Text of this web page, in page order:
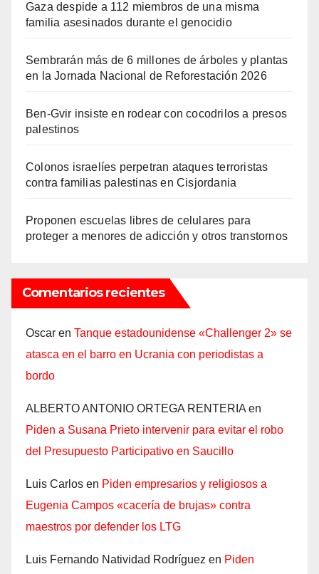
Gaza despide a 112 miembros de una misma
familia asesinados durante el genocidio
Sembrarán más de 6 millones de árboles y plantas
en la Jornada Nacional de Reforestación 2026
Ben-Gvir insiste en rodear con cocodrilos a presos
palestinos
Colonos israelíes perpetran ataques terroristas
contra familias palestinas en Cisjordania
Proponen escuelas libres de celulares para
proteger a menores de adicción y otros transtornos
Comentarios recientes
Oscar en Tanque estadounidense «Challenger 2» se
atasca en el barro en Ucrania con periodistas a
bordo
ALBERTO ANTONIO ORTEGA RENTERIA en
Piden a Susana Prieto intervenir para evitar el robo
del Presupuesto Participativo en Saucillo
Luis Carlos en Piden empresarios y religiosos a
Eugenia Campos «cacería de brujas» contra
maestros por defender los LTG
Luis Fernando Natividad Rodríguez en Piden